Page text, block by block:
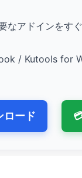
なアドインをす
/ Kutools for
ロード